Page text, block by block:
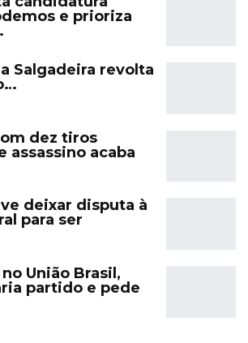
e prioriza
Salgadeira revolta
dez tiros
assassino acaba
deixar disputa à
para ser
União Brasil,
partido e pede